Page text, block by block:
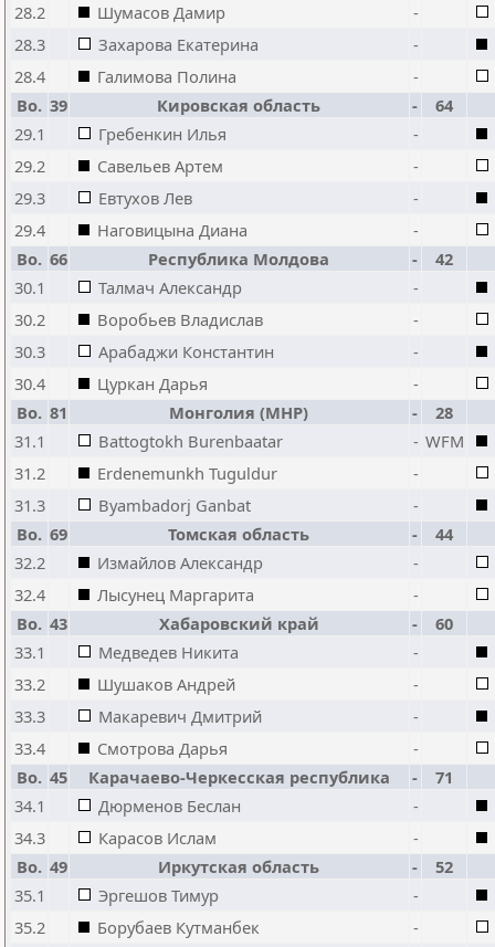
28.2
Шумасов Дамир
-
28.3
Захарова Екатерина
-
28.4
Галимова Полина
-
Bo. 39 Кировская область -
64
29.1
Гребенкин Илья
-
29.2
Савельев Артем
-
29.3
Евтухов Лев
-
29.4
Наговицына Диана
-
Bo. 66 Республика Молдова -
42
30.1
Талмач Александр
-
30.2
Воробьев Владислав
-
30.3
Арабаджи Константин
-
30.4
Цуркан Дарья
-
Bo. 81 Монголия (МНР) -
28
31.1
Battogtokh Burenbaatar - WFM
31.2
Erdenemunkh Tuguldur
-
31.3
Byambadorj Ganbat
-
Bo. 69 Томская область -
44
32.2
Измайлов Александр
-
32.4
Лысунец Маргарита
-
Bo. 43 Хабаровский край -
60
33.1
Медведев Никита
-
33.2
Шушаков Андрей
-
33.3
Макаревич Дмитрий
-
33.4
Смотрова Дарья
-
Bo. 45 Карачаево-Черкесская республика -
71
34.1
Дюрменов Беслан
-
34.3
Карасов Ислам
-
Bo. 49 Иркутская область -
52
35.1
Эргешов Тимур
-
35.2
Борубаев Кутманбек
-